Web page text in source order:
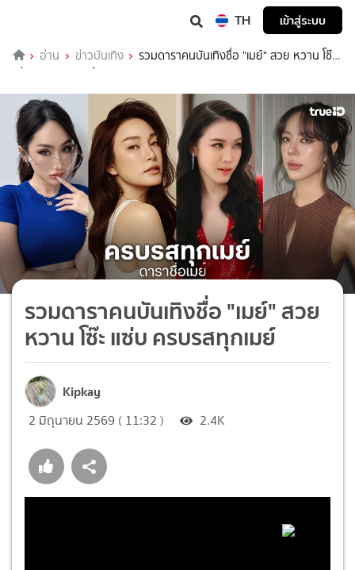
TH เข้าสู่ระบบ
อ่าน ข่าวบันเทิง
รวมดาราคนบันเทิงชื่อ "เมย์" สวย หวาน โซ๊ะ
แซ่บ ครบรสทุกเมย์
รวมดาราคนบันเทิงชื่อ "เมย์" สวย
หวาน โซ๊ะ แซ่บ ครบรสทุกเมย์
Kipkay
2 มิถุนายน 2569 ( 11:32 ) 2.4K